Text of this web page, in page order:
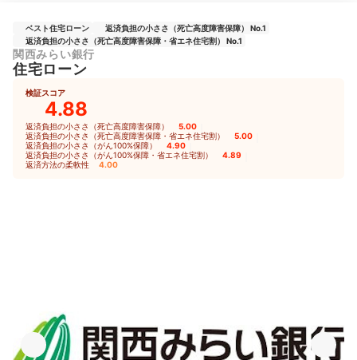
ベスト住宅ローン
返済負担の小ささ（死亡高度障害保障） No.1
返済負担の小ささ（死亡高度障害保障・省エネ住宅割） No.1
関西みらい銀行
住宅ローン
検証スコア
4.88
返済負担の小ささ（死亡高度障害保障） 5.00
返済負担の小ささ（死亡高度障害保障・省エネ住宅割） 5.00
返済負担の小ささ（がん100%保障） 4.90
返済負担の小ささ（がん100%保障・省エネ住宅割） 4.89
返済方法の柔軟性 4.00